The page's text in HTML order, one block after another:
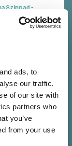
ads, to
our traffic.
of our site with
partners who
you’ve
from your use
Színpad -
- 00:30 (90
Színpad -